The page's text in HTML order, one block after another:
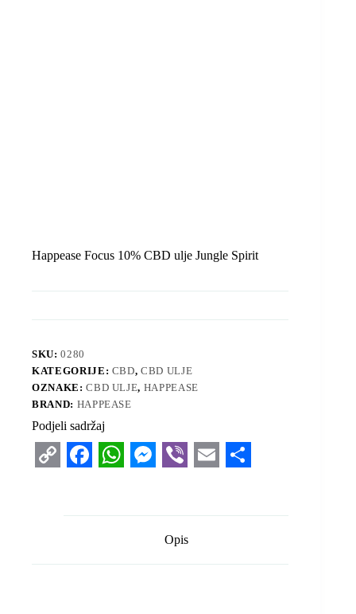
Happease Focus 10% CBD ulje Jungle Spirit
SKU:0280
KATEGORIJE: CBD,CBD ULJE
OZNAKE:CBD ULJE, HAPPEASE
BRAND: HAPPEASE
Podjeli sadržaj
y
e
t
s
b
e
i
r
Opis